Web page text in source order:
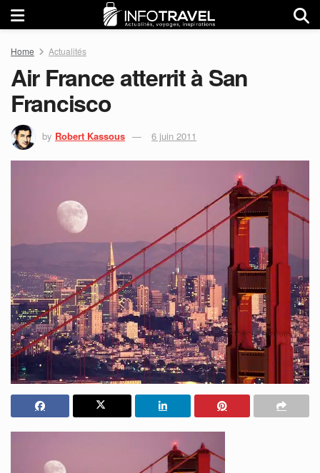
Home Actualités
Air France atterrit à San
Francisco
by Robert Kassous 6 juin 2011